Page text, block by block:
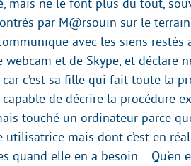
mais ne le font plus du tout,
par M@rsouin sur le
avec les siens restés
et de Skype, et déclare
c’est sa fille qui fait toute la
de décrire la procédure
touché un ordinateur parce
utilisatrice mais dont c’est en
quand elle en a besoin....Qu’en